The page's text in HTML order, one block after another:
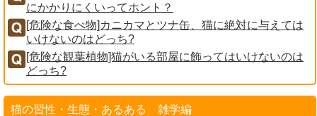
にかかりにくいってホント？
[危険な食べ物]カニカマとツナ缶、猫に絶対に与えては
いけないのはどっち?
[危険な観葉植物]猫がいる部屋に飾ってはいけないのは
どっち?
猫の習性・生態・あるある 雑学編